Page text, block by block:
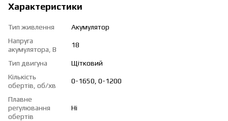
Характеристики
Тип живлення
Акумулятор
Напруга
акумулятора, В
18
Тип двигуна
Щітковий
Кількість
обертів, об/хв
0-1650, 0-1200
Плавне
регулювання
обертів
Ні